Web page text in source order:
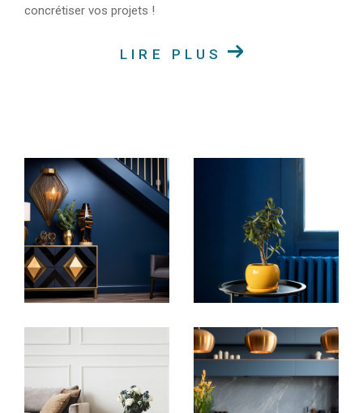
concrétiser vos projets !
Achat immobilier en Alsace
ou le duplex spacieux qui correspond à vos critères.
Notre vaste sélection de biens immobiliers à vendre
couvre une variété de goûts et de budgets. Nous
nous engageons à vous offrir un service
personnalisé pour vous accompagner à chaque
étape de votre projet d'achat immobilier.
Si la location est votre préférence, explorez nos
biens immobiliers disponibles à la location en Alsace.
Que vous recherchiez un appartement spacieux ou
LIRE PLUS